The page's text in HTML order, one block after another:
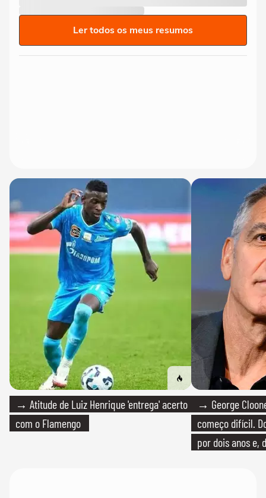
Ler todos os meus resumos
→ Atitude de Luiz Henrique 'entrega' acerto
com o Flamengo
→ George
começo difícil.
por dois anos e,